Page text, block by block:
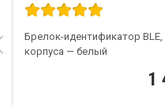
Брелок-идентификатор
корпуса — белый
1